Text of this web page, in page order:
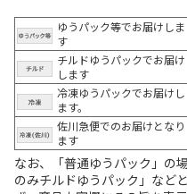
ゆうパック等でお届けしま
す
チルドゆうパックでお届け
します
冷凍ゆうパックでお届けし
ます。
佐川急便でのお届けとなり
ます
なお、「普通ゆうパック」の
のみチルドゆうパック」など